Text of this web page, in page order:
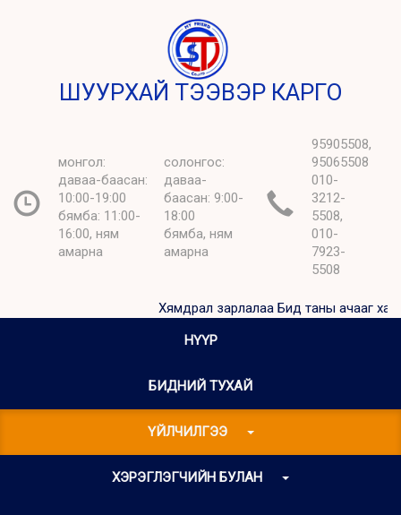
ШУУРХАЙ ТЭЭВЭР КАРГО
монгол:
даваа-баасан:
10:00-19:00
бямба: 11:00-
16:00, ням
амарна
солонгос:
даваа-
баасан: 9:00-
18:00
бямба, ням
амарна
95905508,
95065508
010-
3212-
5508,
010-
7923-
5508
Хямдрал зарлалаа Бид таны ачааг
НҮҮР
БИДНИЙ ТУХАЙ
ҮЙЛЧИЛГЭЭ
ХЭРЭГЛЭГЧИЙН БУЛАН